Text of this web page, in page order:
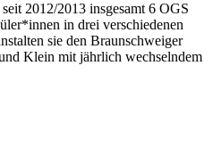
2012/2013 insgesamt 6 OGS
in drei verschiedenen
sie den Braunschweiger
Klein mit jährlich wechselndem